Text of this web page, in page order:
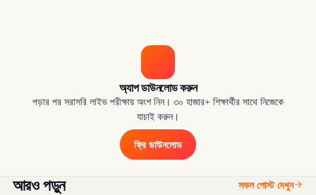
অ্যাপ ডাউনলোড করুন
পড়ার পর সরাসরি লাইভ পরীক্ষায় অংশ নিন। ৩০ হাজার+ শিক্ষার্থীর সাথে নিজেকে
যাচাই করুন।
ফ্রি ডাউনলোড
আরও পড়ুন সকল পোস্ট দেখুন